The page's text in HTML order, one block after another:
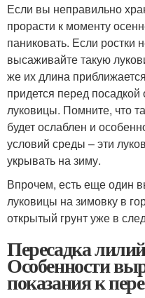
Если вы неправильно
прорасти к моменту
паниковать. Если ростки
высаживайте такую
же их длина
придется перед посадкой
луковицы. Помните, что
будет ослаблен и
условий среды – эти
укрывать на зиму.
Впрочем, есть еще один
луковицы на зимовку в
открытый грунт уже в
Пересадка
Особенности
показания к